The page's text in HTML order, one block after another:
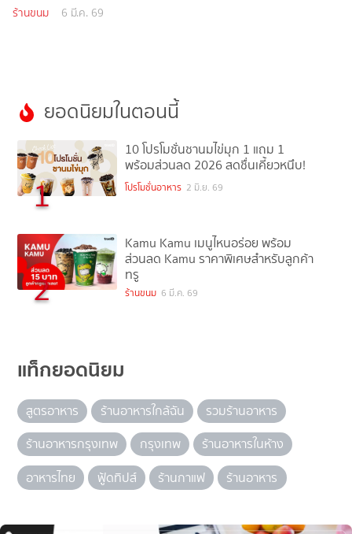
ร้านขนม 6 มี.ค. 69
ยอดนิยมในตอนนี้
1
10 โปรโมชั่นชานมไข่มุก 1 แถม 1
พร้อมส่วนลด 2026 สดชื่นเคี้ยวหนึบ!
โปรโมชั่นอาหาร 2 มิ.ย. 69
2
Kamu Kamu เมนูไหนอร่อย พร้อม
ส่วนลด Kamu ราคาพิเศษสำหรับลูกค้า
ทรู
ร้านขนม 6 มี.ค. 69
แท็กยอดนิยม
สูตรอาหาร ร้านอาหารใกล้ฉัน
รวมร้านอาหาร
ร้านอาหารกรุงเทพ
กรุงเทพ
ร้านอาหารในห้าง
อาหารไทย
ฟู้ดทิปส์ ร้านกาแฟ ร้านอาหาร